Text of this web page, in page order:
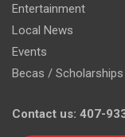
Entertainment
Local News
Events
Becas / Scholarships
Contact us: 407-